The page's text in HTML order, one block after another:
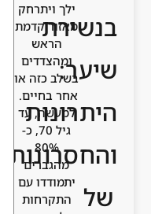
בנשירת
שיער:
היתרונות
והחסרונות
של
ילך ויתרחק
מאזור קדמת
הראש
ומהצדדים
בשלב כזה או
אחר בחיים.
למעשה, עד
גיל 70, כ-
80%
מהגברים
יתמודדו עם
התקרחות